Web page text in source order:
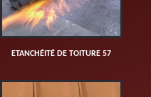
ETANCHÉITÉ DE TOITURE 57